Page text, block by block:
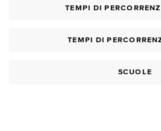
TEMPI DI
TEMPI DI
SCUOLE